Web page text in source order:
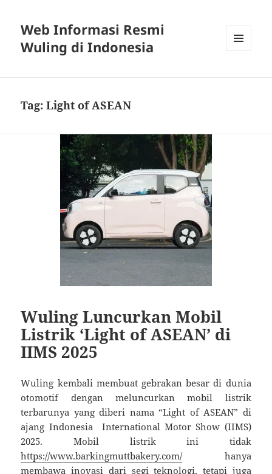
Web Informasi Resmi
Wuling di Indonesia
Tag:Light of ASEAN
Wuling Luncurkan Mobil
Listrik ‘Light of ASEAN’ di
IIMS 2025
Wuling kembali membuat gebrakan besar di dunia
otomotif dengan meluncurkan mobil listrik
terbarunya yang diberi nama “Light of ASEAN” di
ajang Indonesia International Motor Show (IIMS)
2025. Mobil listrik ini tidak
https://www.barkingmuttbakery.com/hanya
membawa inovasi dari segi teknologi, tetapi juga